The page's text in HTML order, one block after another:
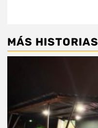
MÁS HISTORIAS